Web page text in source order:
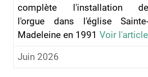
complète l'installation de
l'orgue dans l'église Sainte-
Madeleine en 1991Voir l'article
Juin 2026